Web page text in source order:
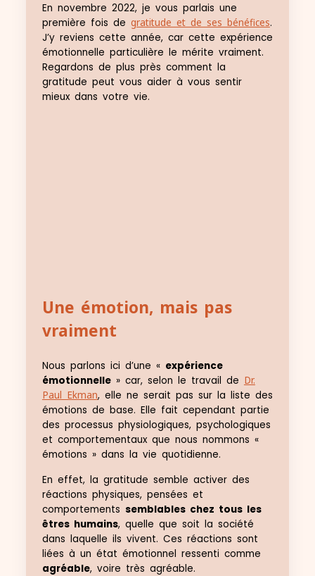
En novembre 2022, je vous parlais une
première fois de gratitude et de ses bénéfices.
J’y reviens cette année, car cette expérience
émotionnelle particulière le mérite vraiment.
Regardons de plus près comment la
gratitude peut vous aider à vous sentir
mieux dans votre vie.
Une émotion, mais pas
vraiment
Nous parlons ici d’une « expérience
émotionnelle» car, selon le travail de Dr.
Paul Ekman, elle ne serait pas sur la liste des
émotions de base. Elle fait cependant partie
des processus physiologiques, psychologiques
et comportementaux que nous nommons «
émotions » dans la vie quotidienne.
En effet, la gratitude semble activer des
réactions physiques, pensées et
comportements semblables chez tous les
êtres humains, quelle que soit la société
dans laquelle ils vivent. Ces réactions sont
liées à un état émotionnel ressenti comme
agréable, voire très agréable.